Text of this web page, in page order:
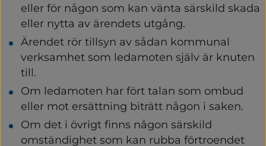
eller för någon som kan vänta särskild skada
eller nytta av ärendets utgång.
Ärendet rör tillsyn av sådan kommunal
verksamhet som ledamoten själv är knuten
till.
Om ledamoten har fört talan som ombud
eller mot ersättning biträtt någon i saken.
Om det i övrigt finns någon särskild
omständighet som kan rubba förtroendet